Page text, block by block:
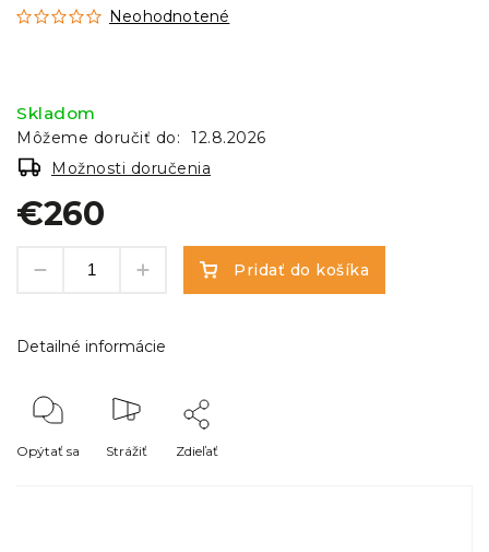
Neohodnotené
€260
Skladom
Môžeme doručiť do:
12.8.2026
Možnosti doručenia
Pridať do košíka
Detailné informácie
Opýtať sa Strážiť Zdieľať